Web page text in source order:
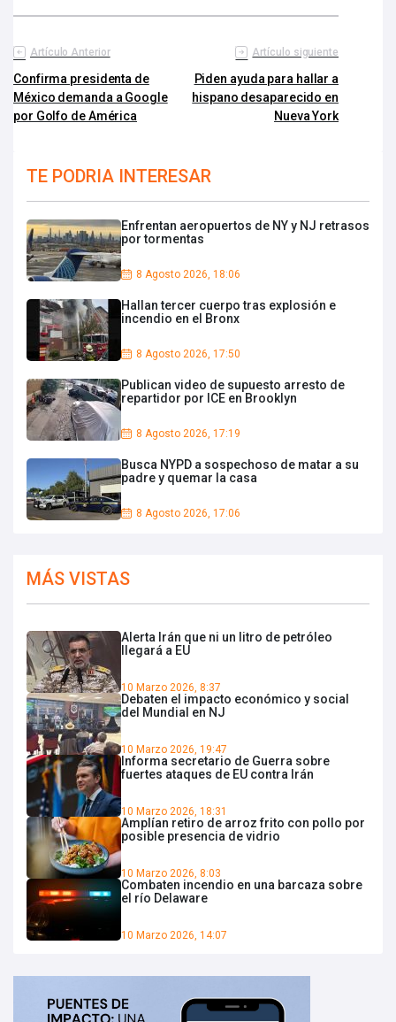
Artículo Anterior
Confirma presidenta de
México demanda a Google
por Golfo de América
Artículo siguiente
Piden ayuda para hallar a
hispano desaparecido en
Nueva York
TE PODRIA INTERESAR
Enfrentan aeropuertos de NY y NJ retrasos
por tormentas
8 Agosto 2026, 18:06
Hallan tercer cuerpo tras explosión e
incendio en el Bronx
8 Agosto 2026, 17:50
Publican video de supuesto arresto de
repartidor por ICE en Brooklyn
8 Agosto 2026, 17:19
Busca NYPD a sospechoso de matar a su
padre y quemar la casa
8 Agosto 2026, 17:06
MÁS VISTAS
Alerta Irán que ni un litro de petróleo
llegará a EU
10 Marzo 2026, 8:37
Debaten el impacto económico y social
del Mundial en NJ
10 Marzo 2026, 19:47
Informa secretario de Guerra sobre
fuertes ataques de EU contra Irán
10 Marzo 2026, 18:31
Amplían retiro de arroz frito con pollo por
posible presencia de vidrio
10 Marzo 2026, 8:03
Combaten incendio en una barcaza sobre
el río Delaware
10 Marzo 2026, 14:07